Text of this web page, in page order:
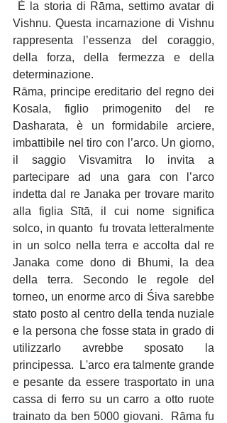
Vishnu. Questa incarnazione di Vishnu
rappresenta l’essenza del coraggio,
della forza, della fermezza e della
determinazione.
Rāma, principe ereditario del regno dei
Kosala, figlio primogenito del re
Dasharata, è un formidabile arciere,
imbattibile nel tiro con l’arco. Un giorno,
il saggio Visvamitra lo invita a
partecipare ad una gara con l’arco
indetta dal re Janaka per trovare marito
alla figlia Sītā, il cui nome significa
solco, in quanto  fu trovata letteralmente
in un solco nella terra e accolta dal re
Janaka come dono di Bhumi, la dea
della terra. Secondo le regole del
torneo, un enorme arco di Śiva sarebbe
stato posto al centro della tenda nuziale
e la persona che fosse stata in grado di
utilizzarlo avrebbe sposato la
principessa.  L'arco era talmente grande
e pesante da essere trasportato in una
cassa di ferro su un carro a otto ruote
trainato da ben 5000 giovani.  Rāma fu